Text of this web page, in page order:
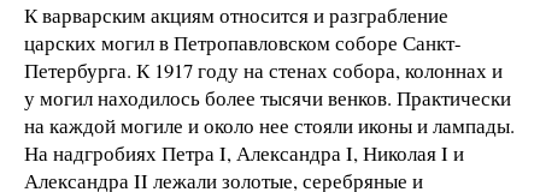
К варварским акциям относится и разграбление
царских могил в Петропавловском соборе Санкт-
Петербурга. К 1917 году на стенах собора, колоннах и
у могил находилось более тысячи венков. Практически
на каждой могиле и около нее стояли иконы и лампады.
На надгробиях Петра I, Александра I, Николая I и
Александра II лежали золотые, серебряные и